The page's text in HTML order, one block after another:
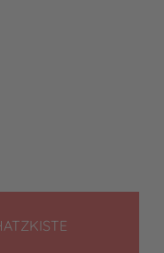
LEGEN